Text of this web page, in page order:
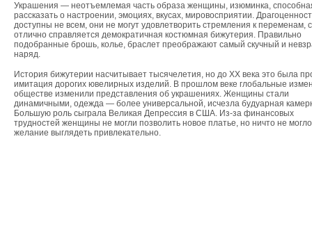
Украшения — неотъемлемая часть образа женщины, изюминка,
рассказать о настроении, эмоциях, вкусах, мировосприятии.
доступны не всем, они не могут удовлетворить стремления к переменам,
отлично справляется демократичная костюмная бижутерия. Правильно
подобранные брошь, колье, браслет преображают самый скучный и
наряд.
История бижутерии насчитывает тысячелетия, но до XX века это была
имитация дорогих ювелирных изделий. В прошлом веке глобальные
обществе изменили представления об украшениях. Женщины стали
динамичными, одежда — более универсальной, исчезла будуарная
Большую роль сыграла Великая Депрессия в США. Из-за финансовых
трудностей женщины не могли позволить новое платье, но ничто не
желание выглядеть привлекательно.